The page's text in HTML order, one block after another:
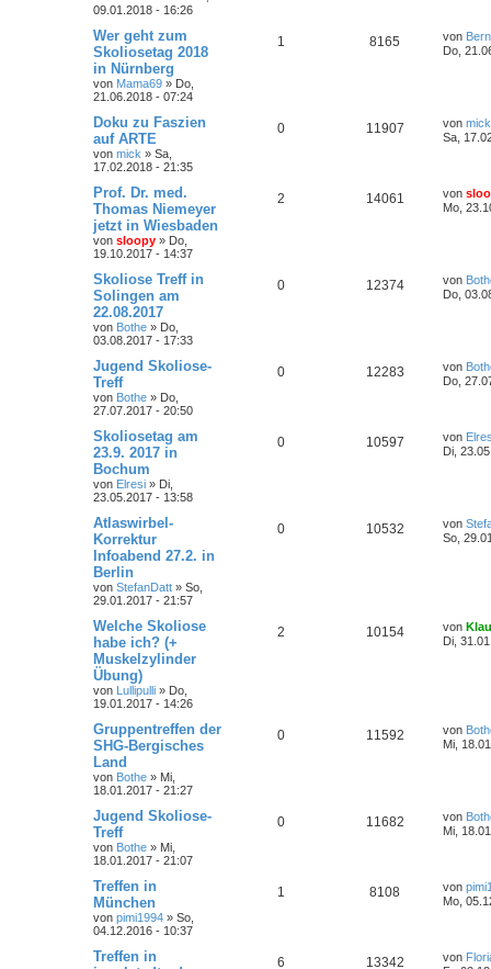
09.01.2018 - 16:26
Wer geht zum
Skoliosetag 2018
in Nürnberg
von Mama69 » Do,
21.06.2018 - 07:24
1 8165 von
Do,
Doku zu Faszien
auf ARTE
von mick » Sa,
17.02.2018 - 21:35
0 11907 von mick
Sa,
Prof. Dr. med.
Thomas Niemeyer
jetzt in Wiesbaden
von sloopy » Do,
19.10.2017 - 14:37
2 14061 von
Mo,
Skoliose Treff in
Solingen am
22.08.2017
von Bothe » Do,
03.08.2017 - 17:33
0 12374 von
Do,
Jugend Skoliose-
Treff
von Bothe » Do,
27.07.2017 - 20:50
0 12283 von
Do,
Skoliosetag am
23.9. 2017 in
Bochum
von Elresi » Di,
23.05.2017 - 13:58
0 10597 von
Di,
Atlaswirbel-
Korrektur
Infoabend 27.2. in
Berlin
von StefanDatt » So,
29.01.2017 - 21:57
0 10532 von
So,
Welche Skoliose
habe ich? (+
Muskelzylinder
Übung)
von Lullipulli » Do,
19.01.2017 - 14:26
2 10154 von
Di,
Gruppentreffen der
SHG-Bergisches
Land
von Bothe » Mi,
18.01.2017 - 21:27
0 11592 von
Mi,
Jugend Skoliose-
Treff
von Bothe » Mi,
18.01.2017 - 21:07
0 11682 von
Mi,
Treffen in
München
von pimi1994 » So,
04.12.2016 - 10:37
1 8108 von
Mo,
Treffen in
6 13342 von